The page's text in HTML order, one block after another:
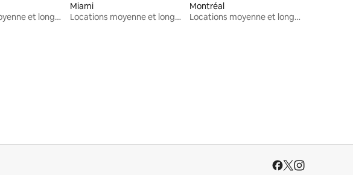
Locations moyenne et longue durée
Miami
Locations moyenne et longue durée
Montréal
Locations moyenne et longue durée